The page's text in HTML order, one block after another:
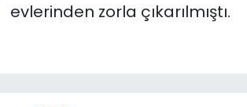
evlerinden zorla çıkarılmıştı.